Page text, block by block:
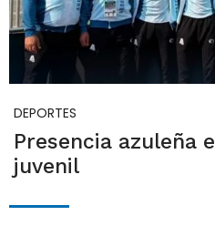
DEPORTES
Presencia azuleña
juvenil